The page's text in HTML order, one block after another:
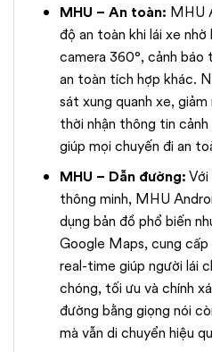
MHU – An toàn: MHU
độ an toàn khi lái xe
camera 360°, cảnh
an toàn tích hợp khác.
sát xung quanh xe,
thời nhận thông tin
giúp mọi chuyến đi an
MHU – Dẫn đường:
thông minh, MHU
dụng bản đồ phổ biến
Google Maps, cung
real-time giúp người lái
chóng, tối ưu và chính
đường bằng giọng nói
mà vẫn di chuyển hiệu